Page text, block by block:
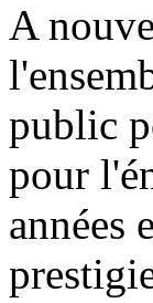
A
public
pour
années